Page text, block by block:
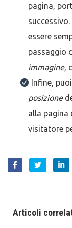
pagina,
essere
passaggio
immagine,
Infine,
posizione
alla pagina
visitatore
Articoli